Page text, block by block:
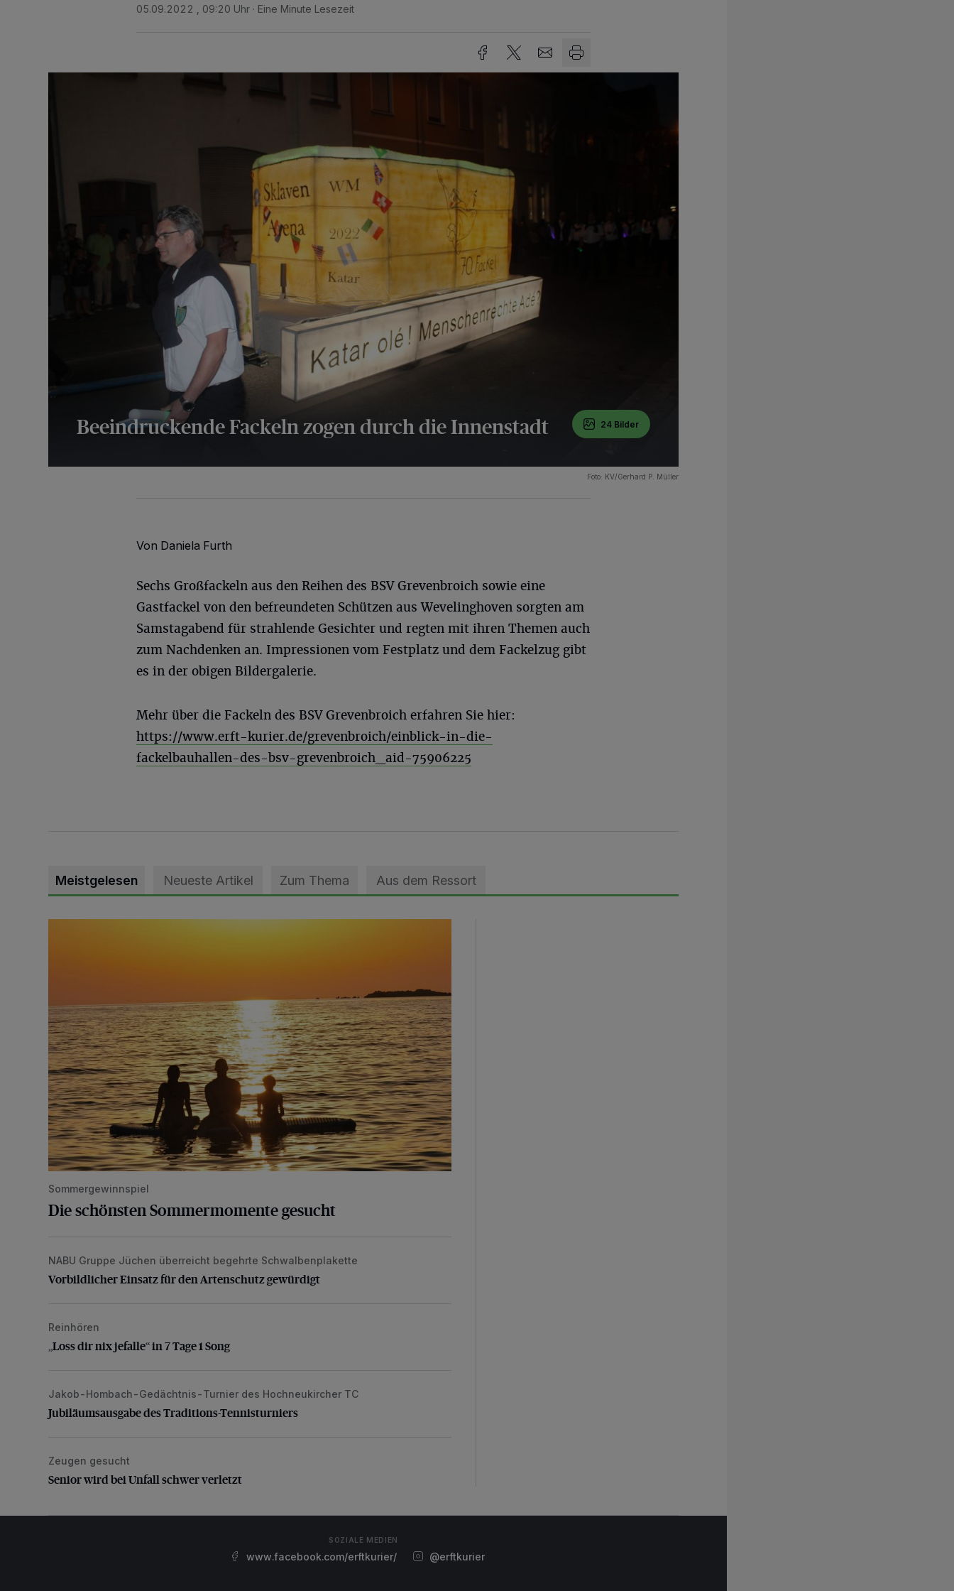
05.09.2022 , 09:20 Uhr Eine Minute Lesezeit
Beeindruckende Fackeln zogen durch die Innenstadt 24 Bilder
Foto: KV/Gerhard P. Müller
Von Daniela Furth
Sechs Großfackeln aus den Reihen des BSV Grevenbroich sowie eine
Gastfackel von den befreundeten Schützen aus Wevelinghoven sorgten am
Samstagabend für strahlende Gesichter und regten mit ihren Themen auch
zum Nachdenken an. Impressionen vom Festplatz und dem Fackelzug gibt
es in der obigen Bildergalerie.
Mehr über die Fackeln des BSV Grevenbroich erfahren Sie hier:
https://www.erft-kurier.de/grevenbroich/einblick-in-die-
fackelbauhallen-des-bsv-grevenbroich_aid-75906225
Meistgelesen Neueste Artikel Zum Thema Aus dem Ressort
Sommergewinnspiel
Die schönsten Sommermomente gesucht
Vorbildlicher Einsatz für den Artenschutz gewürdigt
NABU Gruppe Jüchen überreicht begehrte Schwalbenplakette
Vorbildlicher Einsatz für den Artenschutz gewürdigt
„Loss dir nix jefalle“ in 7 Tage 1 Song
Reinhören
„Loss dir nix jefalle“ in 7 Tage 1 Song
Jubiläumsausgabe des Traditions-Tennisturniers
Jakob-Hombach-Gedächtnis-Turnier des Hochneukircher TC
Jubiläumsausgabe des Traditions-Tennisturniers
Senior wird bei Unfall schwer verletzt
Zeugen gesucht
Senior wird bei Unfall schwer verletzt
SOZIALE MEDIEN
www.facebook.com/erftkurier/ @erftkurier